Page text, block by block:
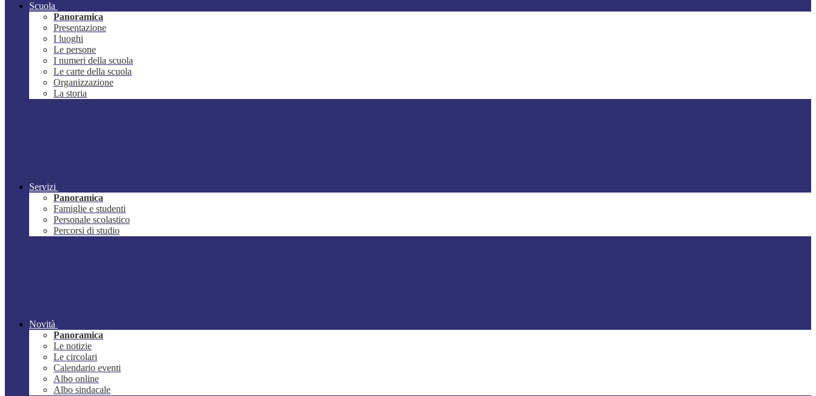
Scuola
Panoramica
Presentazione
I luoghi
Le persone
I numeri della scuola
Le carte della scuola
Organizzazione
La storia
Servizi
Panoramica
Famiglie e studenti
Personale scolastico
Percorsi di studio
Novità
Panoramica
Le notizie
Le circolari
Calendario eventi
Albo online
Albo sindacale